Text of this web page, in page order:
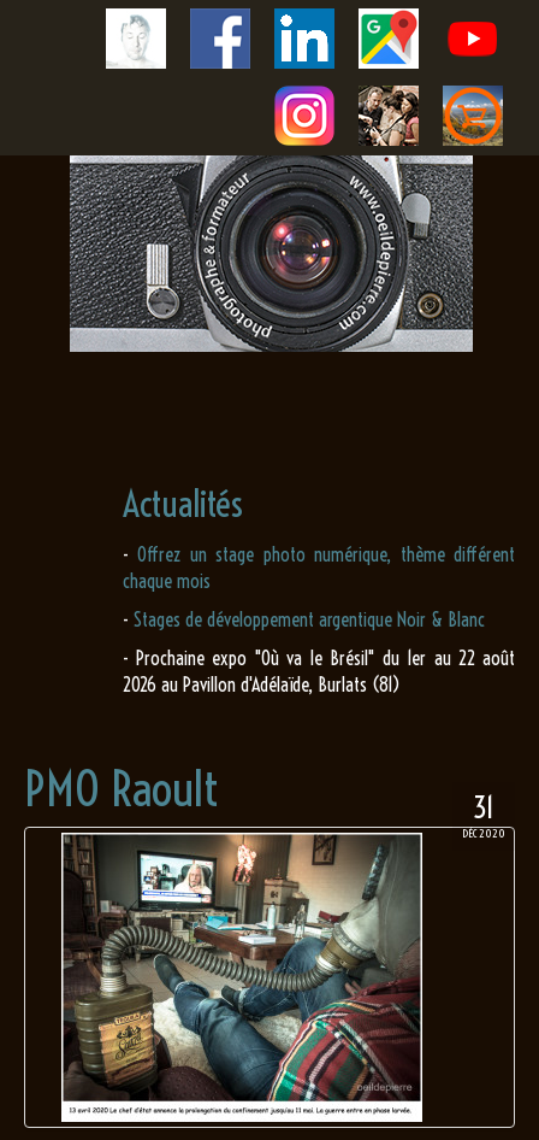
Actualités
-Offrez un stage photo numérique, thème différent
chaque mois
- Stages de développement argentique Noir & Blanc
- Prochaine expo "Où va le Brésil" du 1er au 22 août
2026 au Pavillon d'Adélaïde, Burlats (81)
31
DÉC 2020
PMO Raoult